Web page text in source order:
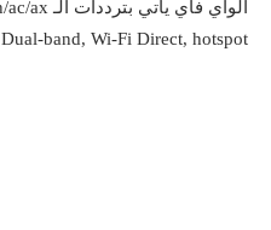
Dual-band, Wi-Fi Direct, hotspot .